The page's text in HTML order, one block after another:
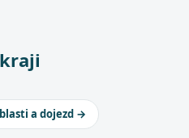
a dojezd →